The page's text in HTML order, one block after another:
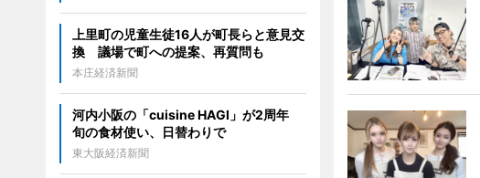
上里町の児童生徒16人が町長らと意見交
換 議場で町への提案、再質問も
本庄経済新聞
河内小阪の「cuisine HAGI」が2周年
旬の食材使い、日替わりで
東大阪経済新聞